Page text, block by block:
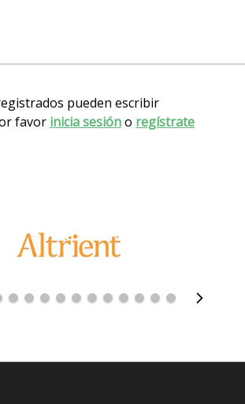
pueden escribir
favor inicia sesióno regístrate